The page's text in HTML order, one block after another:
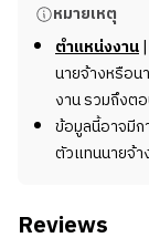
รายละเอียดงาน
ต้อนรับลูกค้
ที่มาใช้บริกา
รับออร์เดอร์:
อย่างถูกต้อง
จัดเตรียมโต๊
ลูกค้าอย่างร
หมายเหตุ
ตำแหน่งงาน|
นายจ้างหรือน
งาน รวมถึงต
ข้อมูลนี้อาจมีก
ตัวแทนนายจ้า
Reviews